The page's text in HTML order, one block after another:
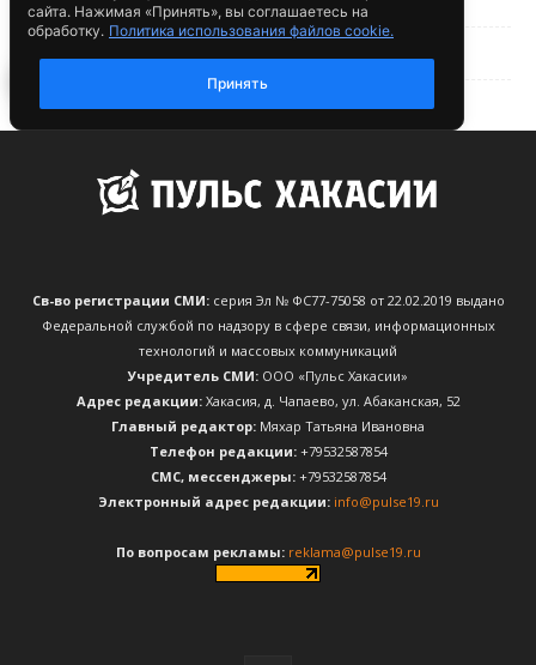
Св-во регистрации СМИ:серия Эл № ФС77-75058 от 22.02.2019 выдано
Федеральной службой по надзору в сфере связи, информационных
технологий и массовых коммуникаций
Учредитель СМИ: ООО «Пульс Хакасии»
Адрес редакции:Хакасия, д. Чапаево, ул. Абаканская, 52
Главный редактор: Мяхар Татьяна Ивановна
Телефон редакции:+79532587854
CМС, мессенджеры:+79532587854
Электронный адрес редакции: info@pulse19.ru
По вопросам рекламы: reklama@pulse19.ru